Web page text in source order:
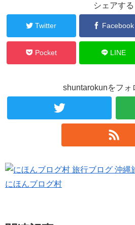
シェアする
Twitter Facebook
Pocket LINE
shuntarokunをフォ
にほんブログ村